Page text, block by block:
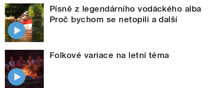
Písně z legendárního vodáckého alba
Proč bychom se netopili a další
Folkové variace na letní téma